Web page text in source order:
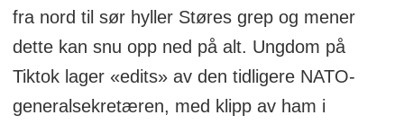
fra nord til sør hyller Støres grep og mener
dette kan snu opp ned på alt. Ungdom på
Tiktok lager «edits» av den tidligere NATO-
generalsekretæren, med klipp av ham i